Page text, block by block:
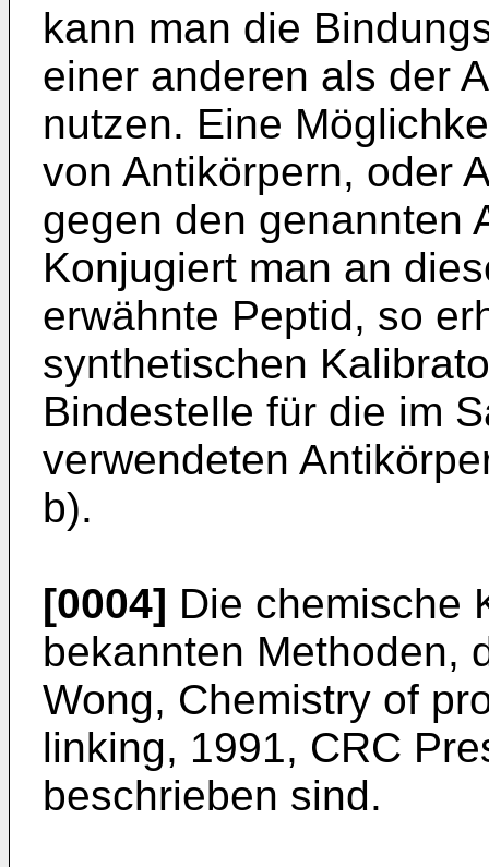
kann man die
einer anderen als der
nutzen. Eine
von Antikörpern, oder
gegen den genannten
Konjugiert man an
erwähnte Peptid, so
synthetischen
Bindestelle für die im
verwendeten
b).
[0004] Die chemische
bekannten Methoden,
Wong, Chemistry of
linking, 1991, CRC
beschrieben sind.